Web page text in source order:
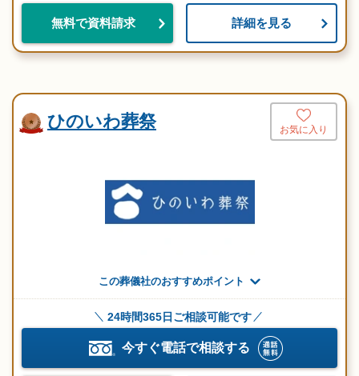
無料で資料請求 詳細を見る
ひのいわ葬祭 お気に入り
この葬儀社のおすすめポイント
24時間365日ご相談可能です
今すぐ電話で相談する